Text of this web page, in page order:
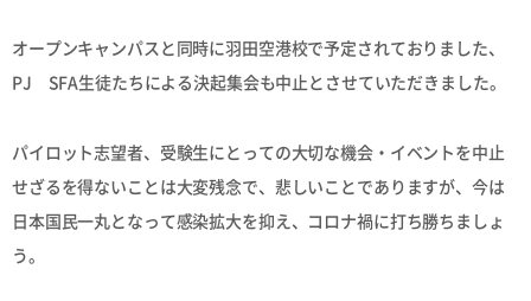
オープンキャンパスと同時に羽田空港校で予定されておりました、
PJ SFA生徒たちによる決起集会も中止とさせていただきました。
パイロット志望者、受験生にとっての大切な機会・イベントを中止
せざるを得ないことは大変残念で、悲しいことでありますが、今は
日本国民一丸となって感染拡大を抑え、コロナ禍に打ち勝ちましょ
う。